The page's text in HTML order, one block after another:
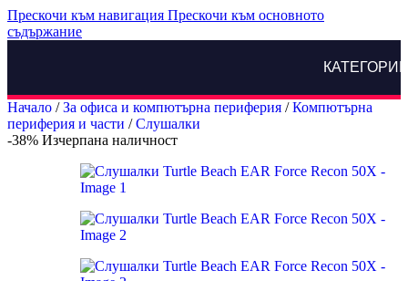
Прескочи към навигация Прескочи към основното
съдържание
Начало / За офиса и компютърна периферия / Компютърна
периферия и части / Слушалки
-38% Изчерпана наличност